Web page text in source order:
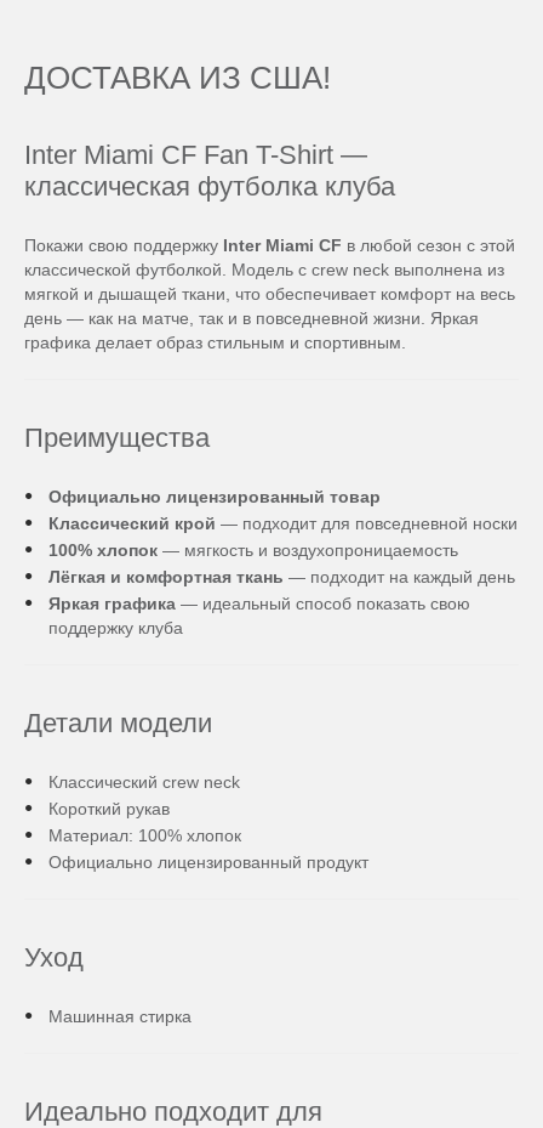
ДОСТАВКА ИЗ США!
Inter Miami CF Fan T-Shirt —
классическая футболка клуба
Покажи свою поддержку Inter Miami CF в любой сезон с этой
классической футболкой. Модель с crew neck выполнена из
мягкой и дышащей ткани, что обеспечивает комфорт на весь
день — как на матче, так и в повседневной жизни. Яркая
графика делает образ стильным и спортивным.
Преимущества
Официально лицензированный товар
Классический крой — подходит для повседневной носки
100% хлопок — мягкость и воздухопроницаемость
Лёгкая и комфортная ткань — подходит на каждый день
Яркая графика — идеальный способ показать свою
поддержку клуба
Детали модели
Классический crew neck
Короткий рукав
Материал: 100% хлопок
Официально лицензированный продукт
Уход
Машинная стирка
Идеально подходит для